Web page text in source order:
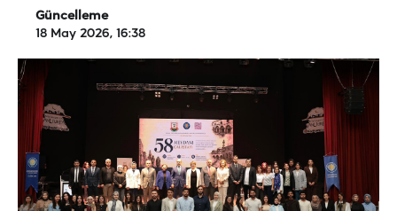
Güncelleme
18 May 2026, 16:38